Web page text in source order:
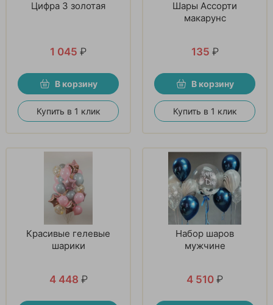
Цифра 3 золотая
1 045 ₽
В корзину
Купить в 1 клик
Шары Ассорти
макарунс
135 ₽
В корзину
Купить в 1 клик
Красивые гелевые
шарики
4 448 ₽
Набор шаров
мужчине
4 510 ₽